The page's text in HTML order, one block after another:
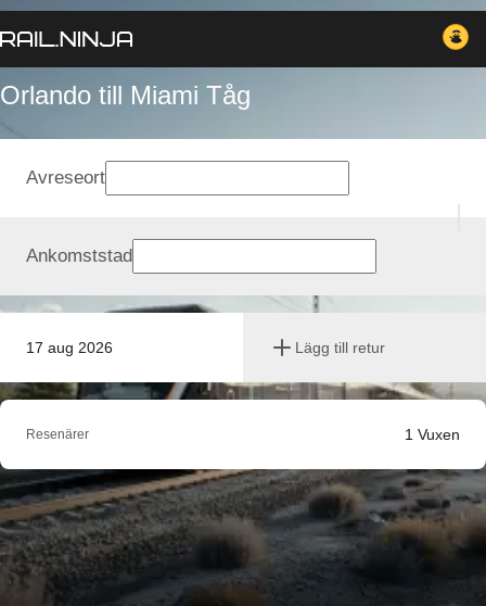
Orlando till Miami Tåg
17 aug 2026 Lägg till retur
Avreseort
Ankomststad
Resenärer 1 Vuxen